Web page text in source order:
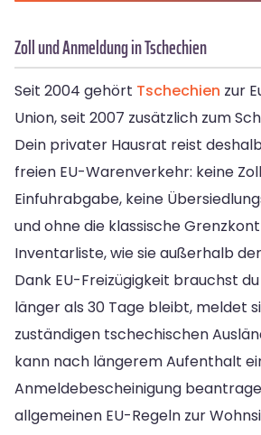
Zoll und Anmeldung in Tschechien
Seit 2004 gehört Tschechien zur
Union, seit 2007 zusätzlich zum
Dein privater Hausrat reist
freien EU-Warenverkehr: keine
Einfuhrabgabe, keine
und ohne die klassische
Inventarliste, wie sie außerhalb
Dank EU-Freizügigkeit brauchst
länger als 30 Tage bleibt, meldet
zuständigen tschechischen
kann nach längerem Aufenthalt
Anmeldebescheinigung
allgemeinen EU-Regeln zur